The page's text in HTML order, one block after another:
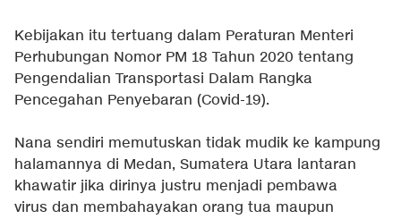
Kebijakan itu tertuang dalam Peraturan Menteri
Perhubungan Nomor PM 18 Tahun 2020 tentang
Pengendalian Transportasi Dalam Rangka
Pencegahan Penyebaran (Covid-19).
Nana sendiri memutuskan tidak mudik ke kampung
halamannya di Medan, Sumatera Utara lantaran
khawatir jika dirinya justru menjadi pembawa
virus dan membahayakan orang tua maupun